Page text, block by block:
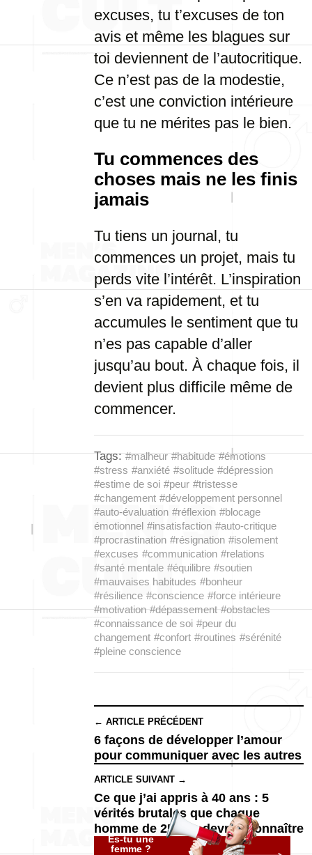
excuses, tu t’excuses de ton
avis et même les blagues sur
toi deviennent de l’autocritique.
Ce n’est pas de la modestie,
c’est une conviction intérieure
que tu ne mérites pas le bien.
Tu commences des
choses mais ne les finis
jamais
Tu tiens un journal, tu
commences un projet, mais tu
perds vite l’intérêt. L’inspiration
s’en va rapidement, et tu
accumules le sentiment que tu
n’es pas capable d’aller
jusqu’au bout. À chaque fois, il
devient plus difficile même de
commencer.
Tags: #malheur #habitude #émotions
#stress #anxiété #solitude #dépression
#estime de soi #peur #tristesse
#changement #développement personnel
#auto-évaluation #réflexion #blocage
émotionnel #insatisfaction #auto-critique
#procrastination #résignation #isolement
#excuses #communication #relations
#santé mentale #équilibre #soutien
#mauvaises habitudes #bonheur
#résilience #conscience #force intérieure
#motivation #dépassement #obstacles
#connaissance de soi #peur du
changement #confort #routines #sérénité
#pleine conscience
← ARTICLE PRÉCÉDENT
6 façons de développer l’amour
pour communiquer avec les autres
ARTICLE SUIVANT →
Ce que j’ai appris à 40 ans : 5
vérités brutales que chaque
homme de 25 ans devrait connaître
Es-tu une
femme ?